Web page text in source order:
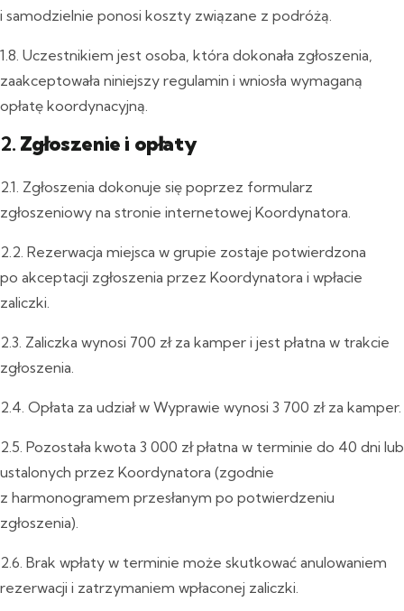
i samodzielnie ponosi koszty związane z podróżą.
1.8. Uczestnikiem jest osoba, która dokonała zgłoszenia,
zaakceptowała niniejszy regulamin i wniosła wymaganą
opłatę koordynacyjną.
2. Zgłoszenie i opłaty
2.1. Zgłoszenia dokonuje się poprzez formularz
zgłoszeniowy na stronie internetowej Koordynatora.
2.2. Rezerwacja miejsca w grupie zostaje potwierdzona
po akceptacji zgłoszenia przez Koordynatora i wpłacie
zaliczki.
2.3. Zaliczka wynosi 700 zł za kamper i jest płatna w trakcie
zgłoszenia.
2.4. Opłata za udział w Wyprawie wynosi 3 700 zł za kamper.
2.5. Pozostała kwota 3 000 zł płatna w terminie do 40 dni lub
ustalonych przez Koordynatora (zgodnie
z harmonogramem przesłanym po potwierdzeniu
zgłoszenia).
2.6. Brak wpłaty w terminie może skutkować anulowaniem
rezerwacji i zatrzymaniem wpłaconej zaliczki.